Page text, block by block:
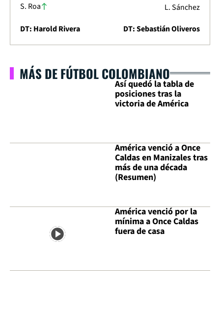
S. Roa
L. Sánchez
DT: Harold Rivera
DT: Sebastián Oliveros
MÁS DE FÚTBOL COLOMBIANO
Así quedó la tabla de
posiciones tras la
victoria de América
América venció a Once
Caldas en Manizales tras
más de una década
(Resumen)
América venció por la
mínima a Once Caldas
fuera de casa